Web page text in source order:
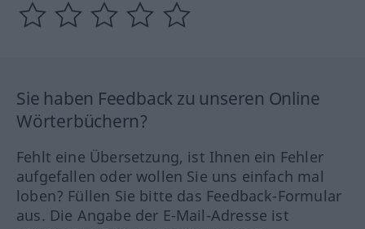
Sie haben Feedback zu unseren Online
Wörterbüchern?
Fehlt eine Übersetzung, ist Ihnen ein Fehler
aufgefallen oder wollen Sie uns einfach mal
loben? Füllen Sie bitte das Feedback-Formular
aus. Die Angabe der E-Mail-Adresse ist